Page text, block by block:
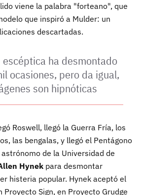
viene la palabra "forteano", que
que inspiró a Mulder: un
descartadas.
ha desmontado
ocasiones, pero da igual,
son hipnóticas
Roswell, llegó la Guerra Fría, los
las bengalas, y llegó el Pentágono
de la Universidad de
Hynek para desmontar
histeria popular. Hynek aceptó el
Proyecto Sign, en Proyecto Grudge